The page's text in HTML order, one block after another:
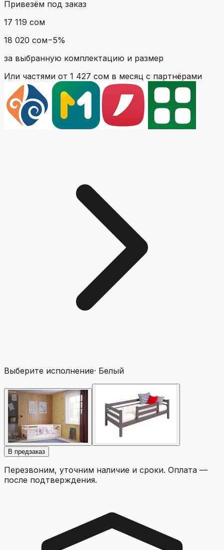
Привезём под заказ
17 119 сом
18 020 сом−5%
за выбранную комплектацию и размер
Или частями от 1 427 сом в месяц с партнёрами
Выберите исполнение· Белый
В предзаказ
Перезвоним, уточним наличие и сроки. Оплата —
после подтверждения.